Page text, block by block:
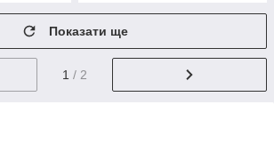
Показати ще
1 / 2